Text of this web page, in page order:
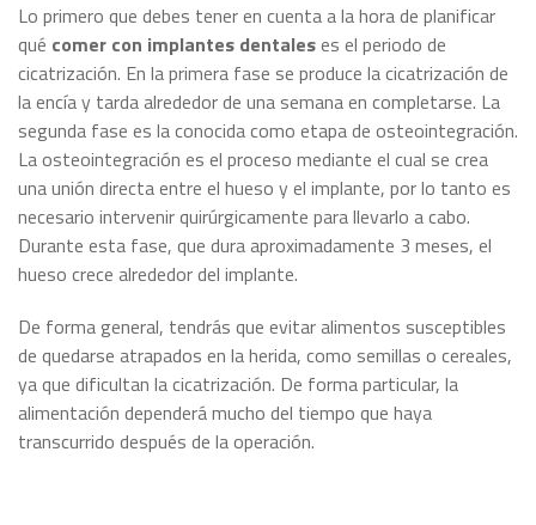
Lo primero que debes tener en cuenta a la hora de planificar
qué comer con implantes dentaleses el periodo de
cicatrización. En la primera fase se produce la cicatrización de
la encía y tarda alrededor de una semana en completarse. La
segunda fase es la conocida como etapa de osteointegración.
La osteointegración es el proceso mediante el cual se crea
una unión directa entre el hueso y el implante, por lo tanto es
necesario intervenir quirúrgicamente para llevarlo a cabo.
Durante esta fase, que dura aproximadamente 3 meses, el
hueso crece alrededor del implante.
De forma general, tendrás que evitar alimentos susceptibles
de quedarse atrapados en la herida, como semillas o cereales,
ya que dificultan la cicatrización. De forma particular, la
alimentación dependerá mucho del tiempo que haya
transcurrido después de la operación.